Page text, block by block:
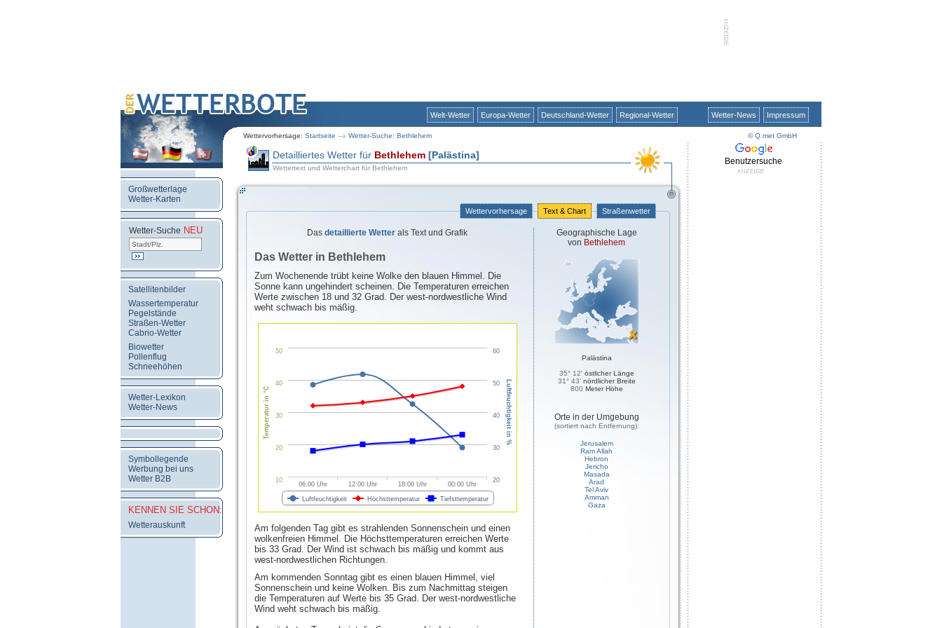
Welt-Wetter Europa-Wetter Deutschland-Wetter Regional-Wetter
Wettervorhersage: Startseite Wetter-Suche: Bethlehem
Wetter-News Impressum
©Q.met GmbH
Großwetterlage
Wetter-Karten
Wetter-Suche NEU
Satellitenbilder
Wassertemperatur
Pegelstände
Straßen-Wetter
Cabrio-Wetter
Biowetter
Pollenflug
Schneehöhen
Wetter-Lexikon
Wetter-News
Symbollegende
Werbung bei uns
Wetter B2B
KENNEN SIE SCHON:
Wetterauskunft
Detailliertes Wetter für Bethlehem [Palästina]
Wettertext und Wetterchart für Bethlehem
Wettervorhersage Text & Chart Straßenwetter
Das detaillierte Wetter als Text und Grafik
Das Wetter in Bethlehem
Zum Wochenende trübt keine Wolke den blauen Himmel. Die
Sonne kann ungehindert scheinen. Die Temperaturen erreichen
Werte zwischen 18 und 32 Grad. Der west-nordwestliche Wind
weht schwach bis mäßig.
Temperatur in °C Luftfeuchtigkeit in %
Luftfeuchtigkeit Höchsttemperatur Tiefsttemperatur
06:00 Uhr 12:00 Uhr 18:00 Uhr 00:00 Uhr
20
30
40
10
50
30
40
50
20
60
Am folgenden Tag gibt es strahlenden Sonnenschein und einen
wolkenfreien Himmel. Die Höchsttemperaturen erreichen Werte
bis 33 Grad. Der Wind ist schwach bis mäßig und kommt aus
west-nordwestlichen Richtungen.
Am kommenden Sonntag gibt es einen blauen Himmel, viel
Sonnenschein und keine Wolken. Bis zum Nachmittag steigen
die Temperaturen auf Werte bis 35 Grad. Der west-nordwestliche
Wind weht schwach bis mäßig.
Geographische Lage
von Bethlehem
Palästina
35° 12' östlicher Länge
31° 43' nördlicher Breite
800 Meter Höhe
Orte in der Umgebung
(sortiert nach Entfernung):
Jerusalem
Ram Allah
Hebron
Jericho
Masada
Arad
Tel Aviv
Amman
Gaza
Benutzersuche